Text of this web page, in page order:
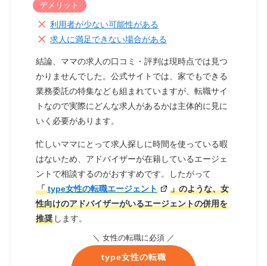
デメリット
利用者が少ない可能性がある
求人に満足できない場合がある
結論、ママの求人の口コミ・評判は現時点では見つ
かりませんでした。公式サイトでは、家でもできる
業務委託の特集なども組まれていますが、転職サイ
トなので実際にどんな求人があるかは主体的に見に
いく必要があります。
忙しいママにとって求人探しに時間を使っている暇
はないため、アドバイザーが在籍しているエージェ
ントで相談するのがおすすめです。したがって
「 type女性の転職エージェント
」のような、女
性向けのアドバイザーがいるエージェントの併用を
推奨します。
＼ 女性の転職に必須 ／
type女性の転職